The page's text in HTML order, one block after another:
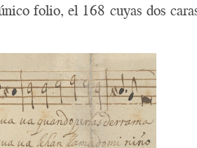
folio, el 168 cuyas dos